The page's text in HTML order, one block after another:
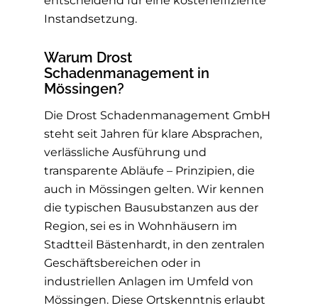
Instandsetzung.
Warum Drost
Schadenmanagement in
Mössingen?
Die Drost Schadenmanagement GmbH
steht seit Jahren für klare Absprachen,
verlässliche Ausführung und
transparente Abläufe – Prinzipien, die
auch in Mössingen gelten. Wir kennen
die typischen Bausubstanzen aus der
Region, sei es in Wohnhäusern im
Stadtteil Bästenhardt, in den zentralen
Geschäftsbereichen oder in
industriellen Anlagen im Umfeld von
Mössingen. Diese Ortskenntnis erlaubt